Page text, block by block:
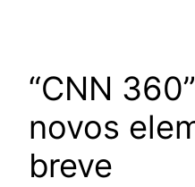
“CNN
novos
breve